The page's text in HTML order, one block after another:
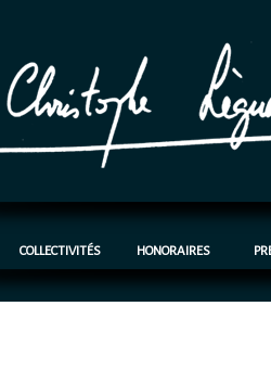
COLLECTIVITÉS HONORAIRES